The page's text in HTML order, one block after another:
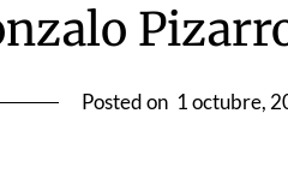
Posted on 1 octubre,